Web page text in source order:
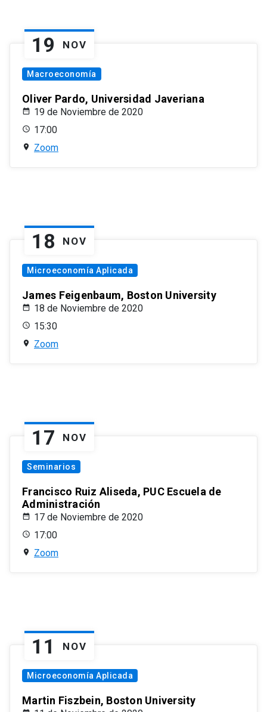
19 NOV
Macroeconomía
Oliver Pardo, Universidad Javeriana
19 de Noviembre de 2020
17:00
Zoom
18 NOV
Microeconomía Aplicada
James Feigenbaum, Boston University
18 de Noviembre de 2020
15:30
Zoom
17 NOV
Seminarios
Francisco Ruiz Aliseda, PUC Escuela de
Administración
17 de Noviembre de 2020
17:00
Zoom
11 NOV
Microeconomía Aplicada
Martin Fiszbein, Boston University